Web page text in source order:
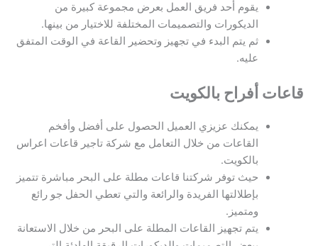
يقوم أحد فريق العمل بعرض مجموعة كبيرة من
الديكورات والتصميمات المختلفة للاختيار من بينها.
ثم يتم البدء في تجهيز وتحضير القاعة في الوقت المتفق
عليه.
قاعات أفراح بالكويت
يمكنك عزيزي العميل الحصول على أفضل وأفخم
القاعات من خلال التعامل مع شركة تاجير قاعات اعراس
بالكويت.
حيث توفر شركتنا قاعات مطلة على البحر مباشرة تتميز
بإطلالتها الفريدة والرائعة والتي تعطي الحفل جو رائع
ومتميز.
يتم تجهيز القاعات المطلة على البحر من خلال الاستعانة